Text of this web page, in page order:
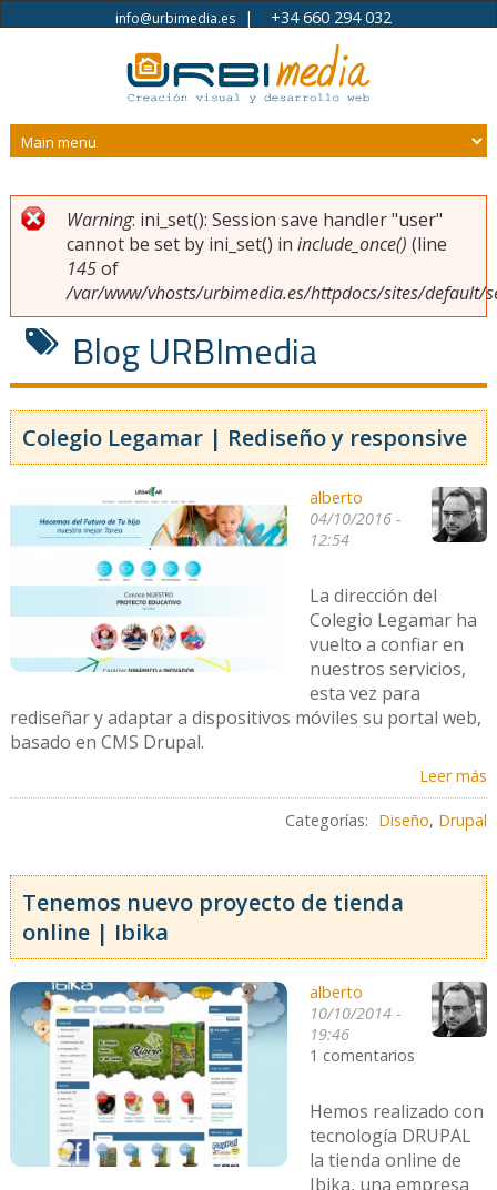
Pasar al contenido principal
info@urbimedia.es| +34 660 294 032
Usted está aquí
Mensaje de error
Warning: ini_set(): Session save handler "user"
cannot be set by ini_set() in include_once() (line
145of
/var/www/vhosts/urbimedia.es/httpdocs/sites/default/
Blog URBImedia
Colegio Legamar | Rediseño y responsive
alberto
04/10/2016 -
12:54
La dirección del
Colegio Legamar ha
vuelto a confiar en
nuestros servicios,
esta vez para
rediseñar y adaptar a dispositivos móviles su portal web,
basado en CMS Drupal.
Leer más
Categorías: Diseño, Drupal
Tenemos nuevo proyecto de tienda
online | Ibika
alberto
10/10/2014 -
19:46
1 comentarios
Hemos realizado con
tecnología DRUPAL
la tienda online de
Ibika, una empresa
Páginas